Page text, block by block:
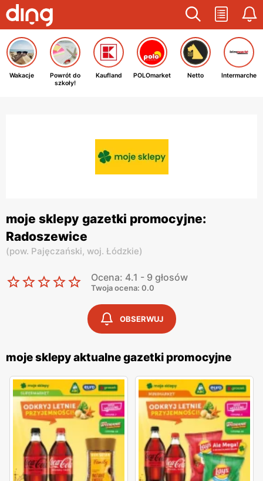
Wakacje
Powrót do
szkoły!
Kaufland POLOmarket Netto Intermarche
moje sklepy gazetki promocyjne:
Radoszewice
(pow. Pajęczański, woj. Łódzkie)
Ocena: 4.1 - 9 głosów
Twoja ocena: 0.0
OBSERWUJ
moje sklepy aktualne gazetki promocyjne